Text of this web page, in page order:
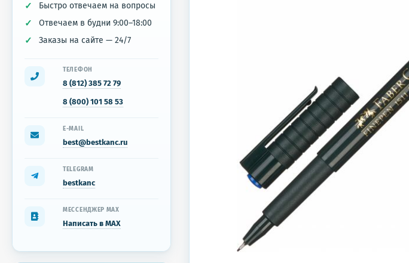
Быстро отвечаем на вопросы
Отвечаем в будни 9:00–18:00
Заказы на сайте — 24/7
ТЕЛЕФОН
8 (812) 385 72 79
8 (800) 101 58 53
E-MAIL
best@bestkanc.ru
TELEGRAM
bestkanc
МЕССЕНДЖЕР MAX
Написать в MAX